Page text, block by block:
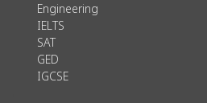
Engineering
IELTS
SAT
GED
IGCSE